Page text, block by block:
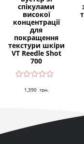
спікулами
високої
концентрації
для
покращення
текстури шкіри
VT Reedle Shot
700
1,390 грн.